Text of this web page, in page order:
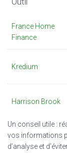
France Home
Finance
Kredium
Harrison Brook
Un conseil utile :
vos informations
d’analyse et